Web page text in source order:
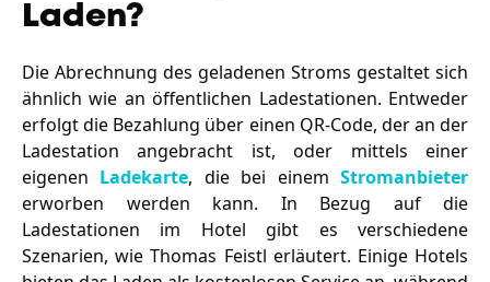
Laden?
Die Abrechnung des geladenen Stroms gestaltet sich
ähnlich wie an öffentlichen Ladestationen. Entweder
erfolgt die Bezahlung über einen QR-Code, der an der
Ladestation angebracht ist, oder mittels einer
eigenen Ladekarte, die bei einemStromanbieter
erworben werden kann. In Bezug auf die
Ladestationen im Hotel gibt es verschiedene
Szenarien, wie Thomas Feistl erläutert. Einige Hotels